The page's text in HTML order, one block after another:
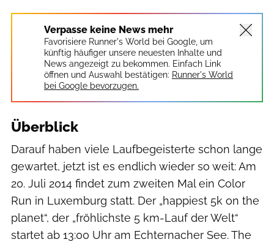
Verpasse keine News mehr
Favorisiere Runner's World bei Google, um
künftig häufiger unsere neuesten Inhalte und
News angezeigt zu bekommen. Einfach Link
öffnen und Auswahl bestätigen: Runner's World
bei Google bevorzugen.
Überblick
Darauf haben viele Laufbegeisterte schon lange
gewartet, jetzt ist es endlich wieder so weit: Am
20. Juli 2014 findet zum zweiten Mal ein Color
Run in Luxemburg statt. Der „happiest 5k on the
planet“, der „fröhlichste 5 km-Lauf der Welt“
startet ab 13:00 Uhr am Echternacher See. The